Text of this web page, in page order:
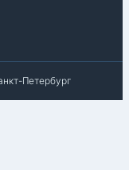
Петербург